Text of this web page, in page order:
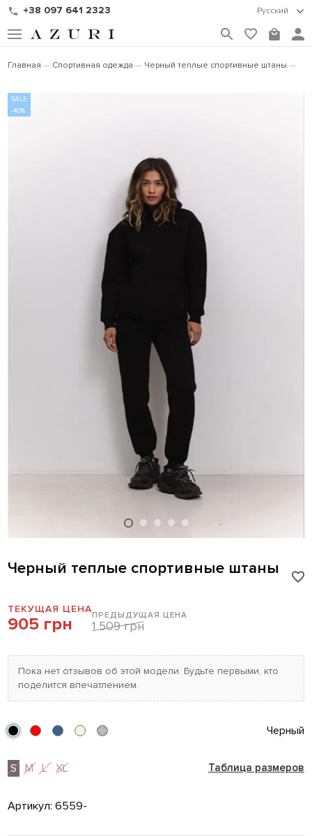
+38 097 641 2323 Русский
Главная Спортивная одежда Черный теплые спортивные штаны
Черный теплые спортивные штаны
ТЕКУЩАЯ ЦЕНА
905 грн ПРЕДЫДУЩАЯ ЦЕНА
1 509 грн
Пока нет отзывов об этой модели. Будьте первыми, кто
поделится впечатлением.
Черный
S M L XL Таблица размеров
Артикул:6559-